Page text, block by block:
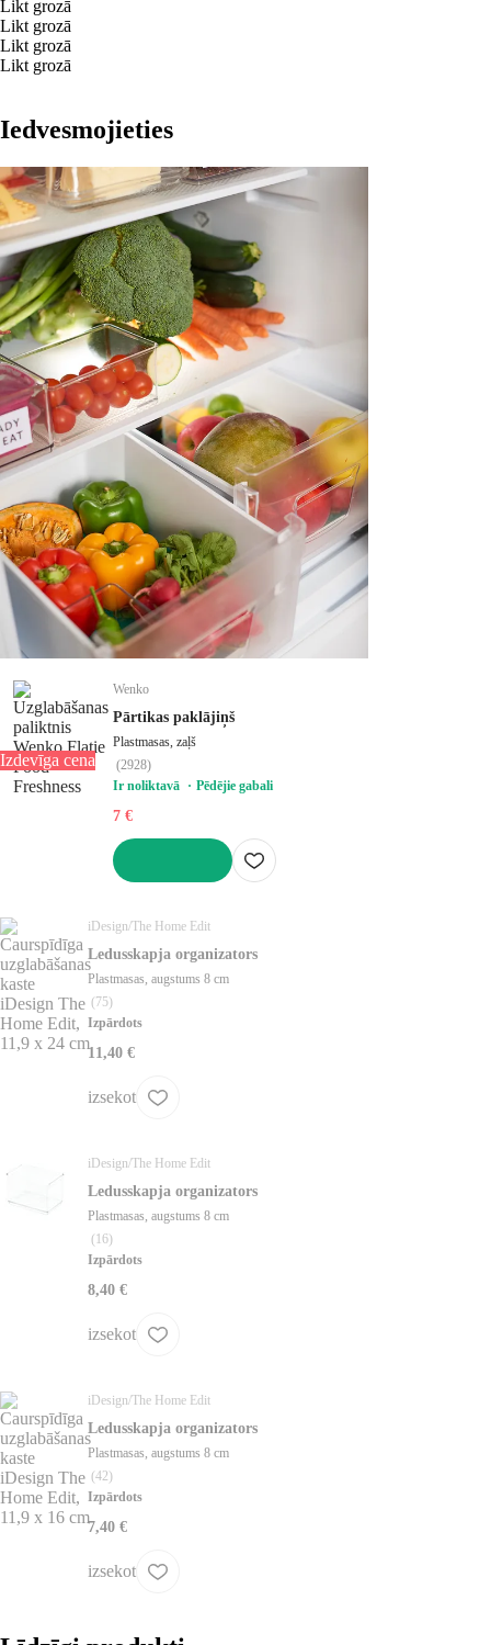
Likt grozā
Likt grozā
Likt grozā
Likt grozā
Iedvesmojieties
Izdevīga cena
Wenko
Pārtikas paklājiņš
Plastmasas, zaļš
(2928)
Ir noliktavā
Pēdējie gabali
7 €
iDesign/The Home Edit
Ledusskapja organizators
Plastmasas, augstums 8 cm
(75)
Izpārdots
11,40 €
izsekot
iDesign/The Home Edit
Ledusskapja organizators
Plastmasas, augstums 8 cm
(16)
Izpārdots
8,40 €
izsekot
iDesign/The Home Edit
Ledusskapja organizators
Plastmasas, augstums 8 cm
(42)
Izpārdots
7,40 €
izsekot